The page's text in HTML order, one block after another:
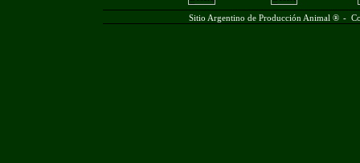
Sitio Argentino de Producción Animal ® -